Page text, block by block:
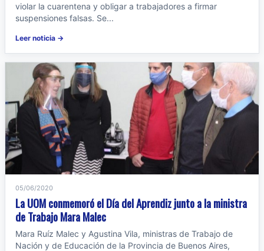
violar la cuarentena y obligar a trabajadores a firmar
suspensiones falsas. Se...
Leer noticia →
05/06/2020
La UOM conmemoró el Día del Aprendiz junto a la ministra
de Trabajo Mara Malec
Mara Ruíz Malec y Agustina Vila, ministras de Trabajo de
Nación y de Educación de la Provincia de Buenos Aires,